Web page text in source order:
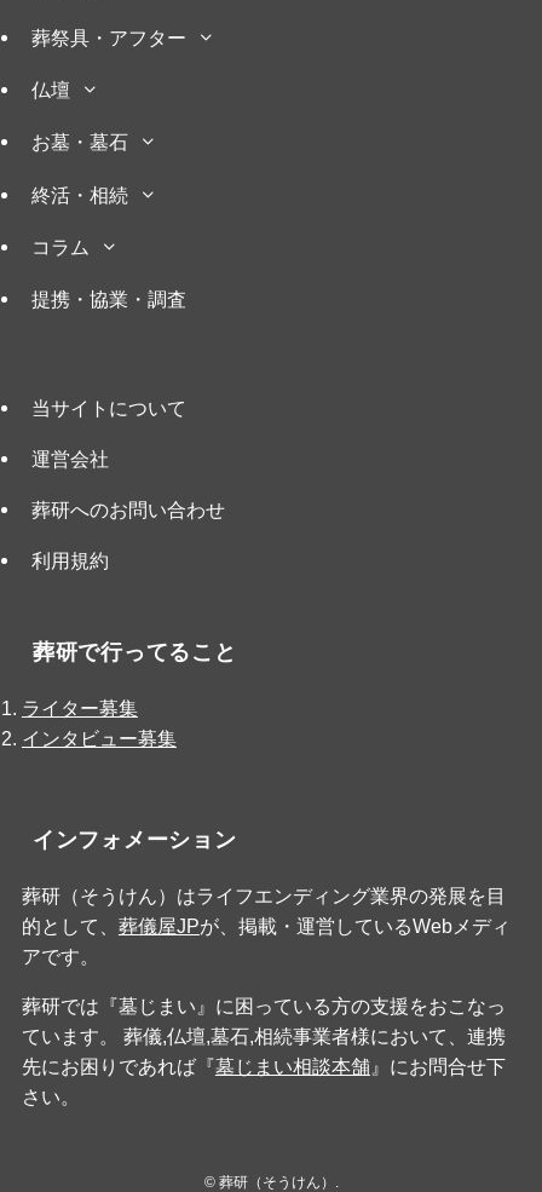
葬祭具・アフター
仏壇
お墓・墓石
終活・相続
コラム
提携・協業・調査
当サイトについて
運営会社
葬研へのお問い合わせ
利用規約
葬研で行ってること
ライター募集
インタビュー募集
インフォメーション
葬研（そうけん）はライフエンディング業界の発展を目
的として、 葬儀屋JPが、掲載・運営しているWebメディ
アです。
葬研では『墓じまい』に困っている方の支援をおこなっ
ています。 葬儀,仏壇,墓石,相続事業者様において、連携
先にお困りであれば『墓じまい相談本舗』にお問合せ下
さい。
©葬研（そうけん）.